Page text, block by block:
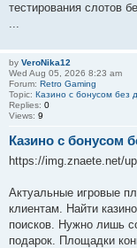
тестирования слотов
...
by VeroNika12
Wed Aug 05, 2026 8:23 am
Forum: Retro Gaming
Topic: Казино с бонусом без
Replies: 0
Views: 9
Казино с бонусом
https://img.znaete.net/
Актуальные игровые
клиентам. Найти
поисков. Нужно лишь
подарок. Площадки